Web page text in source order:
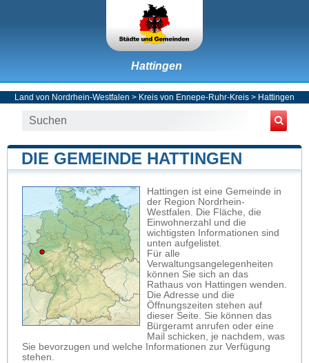
Hattingen
Land von Nordrhein-Westfalen > Kreis von Ennepe-Ruhr-Kreis > Hattingen
DIE GEMEINDE HATTINGEN
Hattingen ist eine Gemeinde in
der Region Nordrhein-
Westfalen. Die Fläche, die
Einwohnerzahl und die
wichtigsten Informationen sind
unten aufgelistet.
Für alle
Verwaltungsangelegenheiten
können Sie sich an das
Rathaus von Hattingen wenden.
Die Adresse und die
Öffnungszeiten stehen auf
dieser Seite. Sie können das
Bürgeramt anrufen oder eine
Mail schicken, je nachdem, was
Sie bevorzugen und welche Informationen zur Verfügung
stehen.